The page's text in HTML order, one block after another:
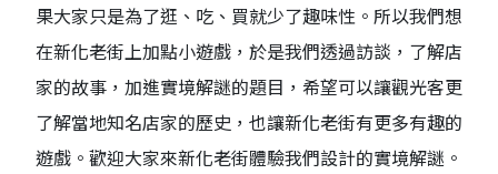
果大家只是為了逛、吃、買就少了趣味性。所以我們想
在新化老街上加點小遊戲，於是我們透過訪談，了解店
家的故事，加進實境解謎的題目，希望可以讓觀光客更
了解當地知名店家的歷史，也讓新化老街有更多有趣的
遊戲。歡迎大家來新化老街體驗我們設計的實境解謎。